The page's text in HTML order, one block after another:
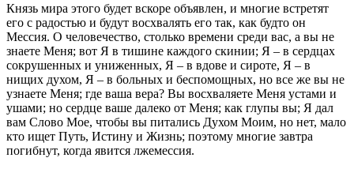
Князь мира этого будет вскоре объявлен, и многие встретят
его с радостью и будут восхвалять его так, как будто он
Мессия. О человечество, столько времени среди вас, а вы не
знаете Меня; вот Я в тишине каждого скинии; Я – в сердцах
сокрушенных и униженных, Я – в вдове и сироте, Я – в
нищих духом, Я – в больных и беспомощных, но все же вы не
узнаете Меня; где ваша вера? Вы восхваляете Меня устами и
ушами; но сердце ваше далеко от Меня; как глупы вы; Я дал
вам Слово Мое, чтобы вы питались Духом Моим, но нет, мало
кто ищет Путь, Истину и Жизнь; поэтому многие завтра
погибнут, когда явится лжемессия.